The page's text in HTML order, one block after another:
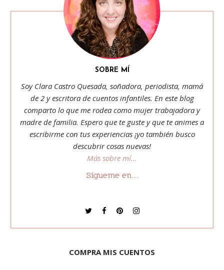
SOBRE MÍ
Soy Clara Castro Quesada, soñadora, periodista, mamá
de 2 y escritora de cuentos infantiles. En este blog
comparto lo que me rodea como mujer trabajadora y
madre de familia. Espero que te guste y que te animes a
escribirme con tus experiencias ¡yo también busco
descubrir cosas nuevas!
Más sobre mí...
Sígueme en...
COMPRA MIS CUENTOS